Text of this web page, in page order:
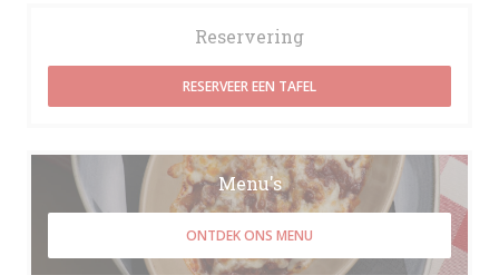
Reservering
RESERVEER EEN TAFEL
Menu's
ONTDEK ONS MENU